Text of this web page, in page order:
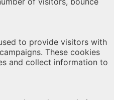
to provide visitors with
These cookies
and collect information to